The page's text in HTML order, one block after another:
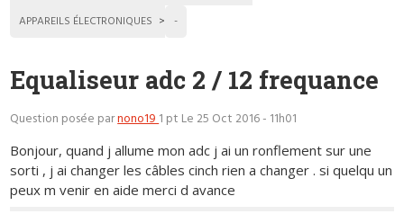
APPAREILS ÉLECTRONIQUES
-
Equaliseur adc 2 / 12 frequance
Question posée parnono191 pt Le 25 Oct 2016 - 11h01
Bonjour, quand j allume mon adc j ai un ronflement sur une
sorti , j ai changer les câbles cinch rien a changer . si quelqu un
peux m venir en aide merci d avance